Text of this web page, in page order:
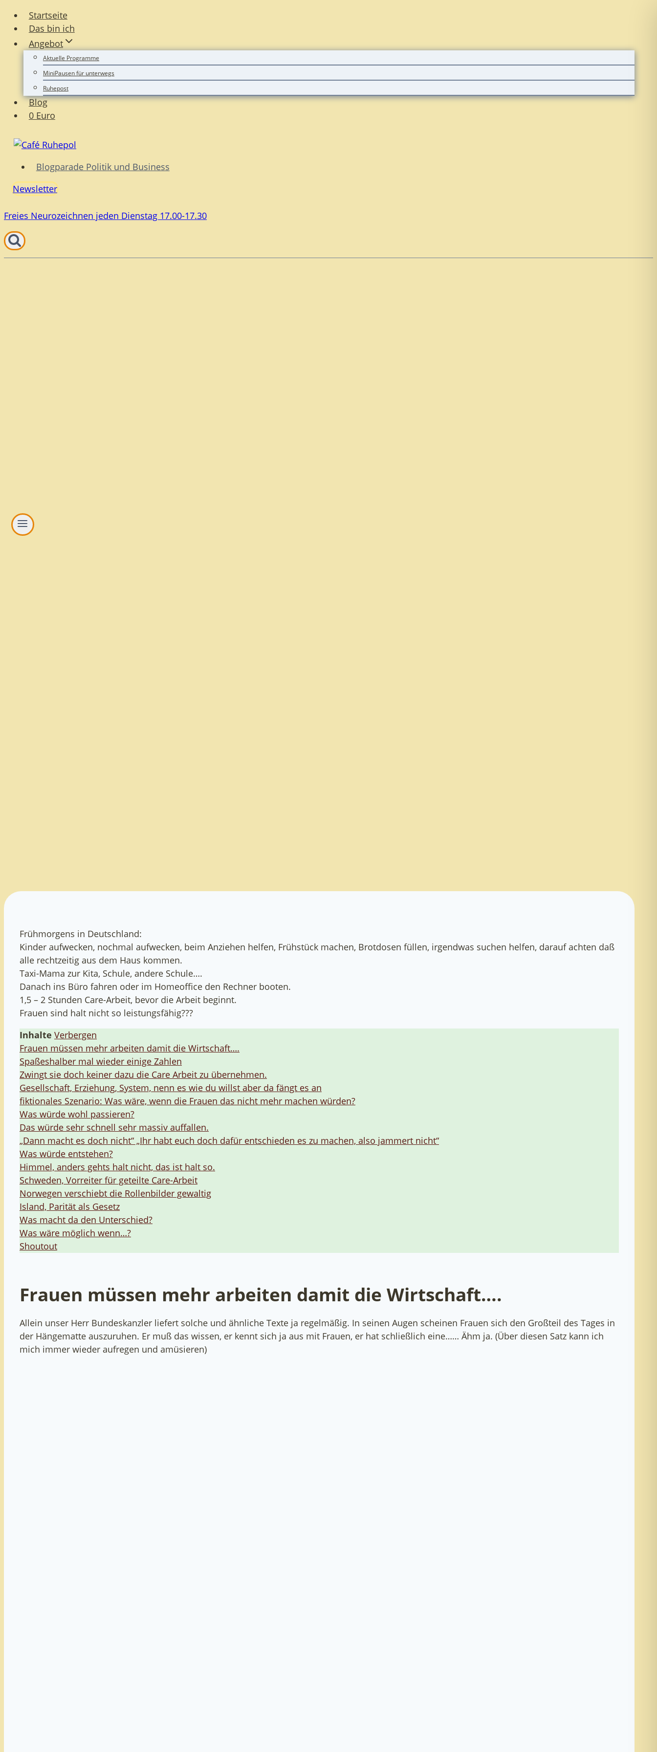
Zum
Inhalt
springen
Startseite
Das bin ich
Angebot
Aktuelle Programme
MiniPausen für unterwegs
Ruhepost
Blog
0 Euro
Blogparade Politik und Business
Newsletter
Freies Neurozeichnen jeden Dienstag 17.00-17.30
Frühmorgens in Deutschland:
Kinder aufwecken, nochmal aufwecken, beim Anziehen helfen, Frühstück machen, Brotdosen füllen, irgendwas suchen helfen, darauf achten daß
alle rechtzeitig aus dem Haus kommen.
Taxi-Mama zur Kita, Schule, andere Schule….
Danach ins Büro fahren oder im Homeoffice den Rechner booten.
1,5 – 2 Stunden Care-Arbeit, bevor die Arbeit beginnt.
Frauen sind halt nicht so leistungsfähig???
Inhalte Verbergen
Frauen müssen mehr arbeiten damit die Wirtschaft….
Spaßeshalber mal wieder einige Zahlen
Zwingt sie doch keiner dazu die Care Arbeit zu übernehmen.
Gesellschaft, Erziehung, System, nenn es wie du willst aber da fängt es an
fiktionales Szenario: Was wäre, wenn die Frauen das nicht mehr machen würden?
Was würde wohl passieren?
Das würde sehr schnell sehr massiv auffallen.
„Dann macht es doch nicht“ „Ihr habt euch doch dafür entschieden es zu machen, also jammert nicht“
Was würde entstehen?
Himmel, anders gehts halt nicht, das ist halt so.
Schweden, Vorreiter für geteilte Care-Arbeit
Norwegen verschiebt die Rollenbilder gewaltig
Island, Parität als Gesetz
Was macht da den Unterschied?
Was wäre möglich wenn…?
Shoutout
Frauen müssen mehr arbeiten damit die Wirtschaft….
Allein unser Herr Bundeskanzler liefert solche und ähnliche Texte ja regelmäßig. In seinen Augen scheinen Frauen sich den Großteil des Tages in
der Hängematte auszuruhen. Er muß das wissen, er kennt sich ja aus mit Frauen, er hat schließlich eine…… Ähm ja. (Über diesen Satz kann ich
mich immer wieder aufregen und amüsieren)